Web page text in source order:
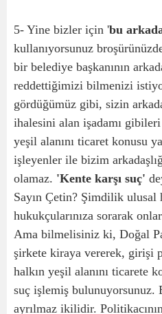
5- Yine bizler için 'bu
kullanıyorsunuz
bir belediye başkanının
reddettiğimizi bilmenizi
gördüğümüz gibi, sizin
ihalesini alan işadamı
yeşil alanını ticaret konusu
işleyenler ile bizim
olamaz. 'Kente karşı suç'
Sayın Çetin? Şimdilik
hukukçularınıza sorarak
Ama bilmelisiniz ki, Doğal
şirkete kiraya vererek, girişi
halkın yeşil alanını ticarete
suç işlemiş bulunuyorsunuz.
ayrılmaz ikilidir.